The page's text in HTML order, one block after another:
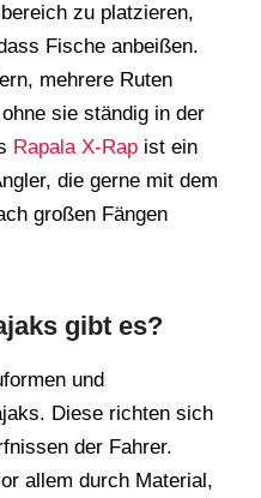
zu platzieren,
Fische anbeißen.
mehrere Ruten
sie ständig in der
Rapala X-Rap ist ein
die gerne mit dem
großen Fängen
gibt es?
und
Diese richten sich
der Fahrer.
allem durch Material,